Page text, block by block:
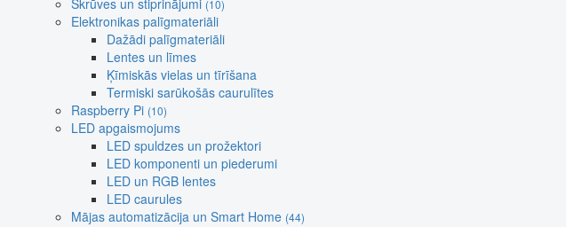
Skrūves un stiprinājumi (10)
Elektronikas palīgmateriāli
Dažādi palīgmateriāli
Lentes un līmes
Ķīmiskās vielas un tīrīšana
Termiski sarūkošās caurulītes
Raspberry Pi (10)
LED apgaismojums
LED spuldzes un prožektori
LED komponenti un piederumi
LED un RGB lentes
LED caurules
Mājas automatizācija un Smart Home (44)